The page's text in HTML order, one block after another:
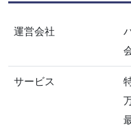
運営会社
サービス